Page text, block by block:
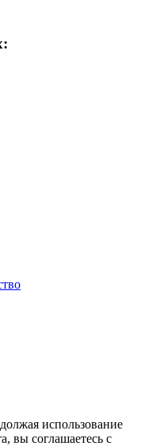
использование
вы соглашаетесь с